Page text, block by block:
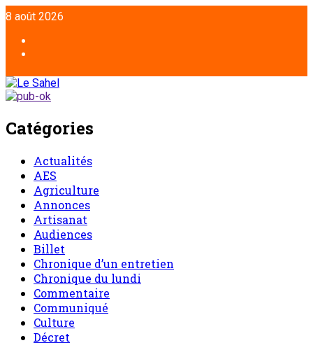
8 août 2026
Catégories
Actualités
AES
Agriculture
Annonces
Artisanat
Audiences
Billet
Chronique d’un entretien
Chronique du lundi
Commentaire
Communiqué
Culture
Décret